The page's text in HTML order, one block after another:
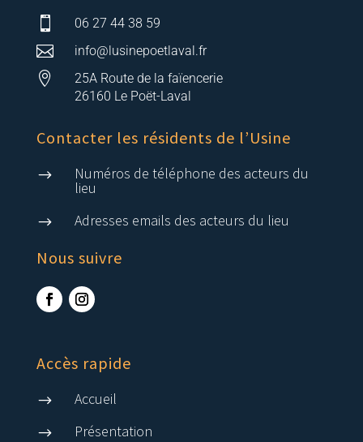
 06 27 44 38 59
 info@lusinepoetlaval.fr

25A Route de la faïencerie
26160 Le Poët-Laval
Contacter les résidents de l’Usine
$ Numéros de téléphone des acteurs du
lieu
$ Adresses emails des acteurs du lieu
Nous suivre
Accès rapide
$ Accueil
$ Présentation